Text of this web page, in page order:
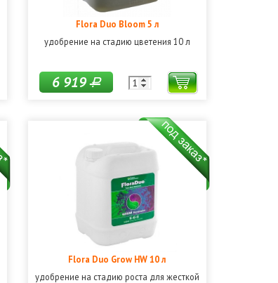
Flora Duo Bloom 5 л
удобрение на стадию цветения 10 л
6 919Р
Flora Duo Grow HW 10 л
удобрение на стадию роста для жесткой